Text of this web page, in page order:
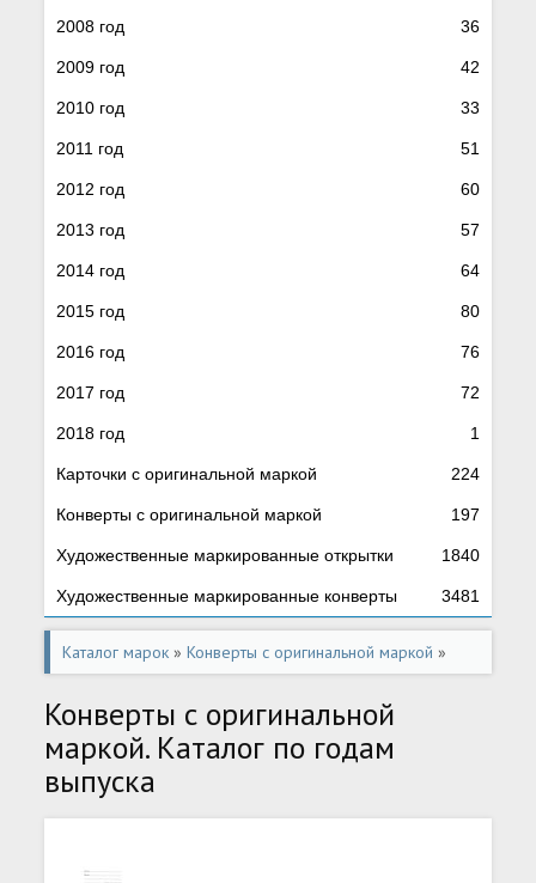
2008 год 36
2009 год 42
2010 год 33
2011 год 51
2012 год 60
2013 год 57
2014 год 64
2015 год 80
2016 год 76
2017 год 72
2018 год 1
Карточки с оригинальной маркой 224
Конверты с оригинальной маркой 197
Художественные маркированные открытки 1840
Художественные маркированные конверты 3481
Каталог марок »Конверты с оригинальной маркой »
Конверты с оригинальной
маркой. Каталог по годам
выпуска